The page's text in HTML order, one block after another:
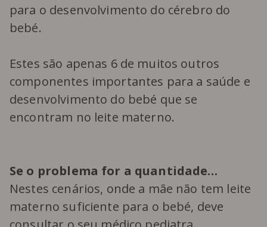
para o desenvolvimento do cérebro do
bebé.
Estes são apenas 6 de muitos outros
componentes importantes para a saúde e
desenvolvimento do bebé que se
encontram no leite materno.
Se o problema for a quantidade…
Nestes cenários, onde a mãe não tem leite
materno suficiente para o bebé, deve